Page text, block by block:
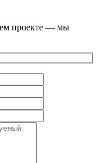
проекте — мы